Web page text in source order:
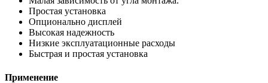
Простая установка
Опционально дисплей
Высокая надежность
Низкие эксплуатационные расходы
Быстрая и простая установка
Применение